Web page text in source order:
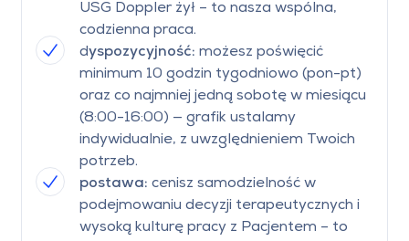
USG Doppler żył – to nasza wspólna,
codzienna praca.
dyspozycyjność: możesz poświęcić
minimum 10 godzin tygodniowo (pon-pt)
oraz co najmniej jedną sobotę w miesiącu
(8:00-16:00) — grafik ustalamy
indywidualnie, z uwzględnieniem Twoich
potrzeb.
postawa: cenisz samodzielność w
podejmowaniu decyzji terapeutycznych i
wysoką kulturę pracy z Pacjentem – to